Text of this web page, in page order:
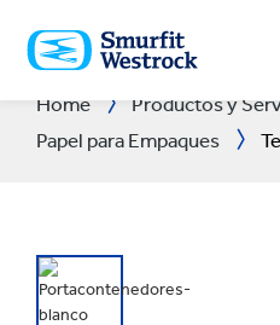
AL
CONTENIDO
PRINCIPAL
Home
Productos y
Papel para Empaques